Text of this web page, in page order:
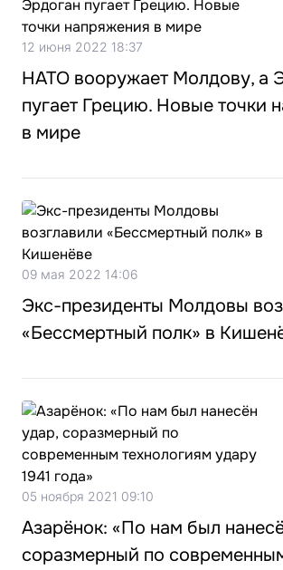
12 июня 2022 18:37
НАТО вооружает Молдову, а
пугает Грецию. Новые точки
в мире
09 мая 2022 14:06
Экс-президенты Молдовы
«Бессмертный полк» в
05 ноября 2021 09:10
Азарёнок: «По нам был
соразмерный по